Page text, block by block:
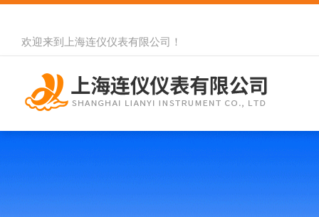
欢迎来到 上海连仪仪表有限公司 ！